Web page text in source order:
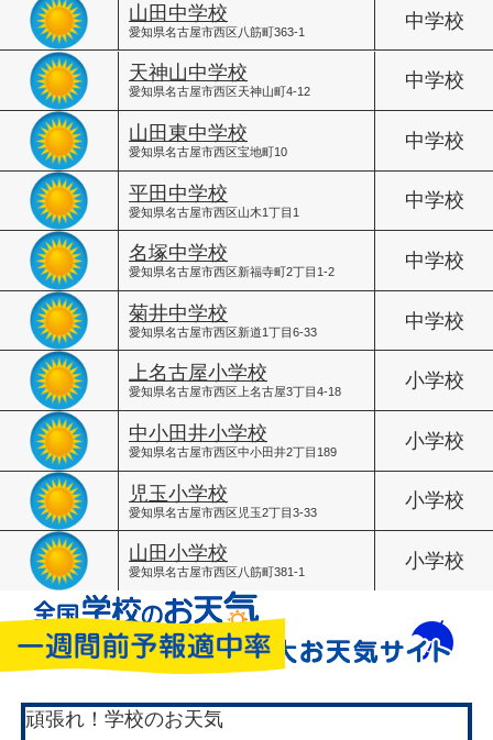
山田中学校
愛知県名古屋市西区八筋町363-1
中学校
天神山中学校
愛知県名古屋市西区天神山町4-12
中学校
山田東中学校
愛知県名古屋市西区宝地町10
中学校
平田中学校
愛知県名古屋市西区山木1丁目1
中学校
名塚中学校
愛知県名古屋市西区新福寺町2丁目1-2
中学校
菊井中学校
愛知県名古屋市西区新道1丁目6-33
中学校
上名古屋小学校
愛知県名古屋市西区上名古屋3丁目4-18
小学校
中小田井小学校
愛知県名古屋市西区中小田井2丁目189
小学校
児玉小学校
愛知県名古屋市西区児玉2丁目3-33
小学校
山田小学校
愛知県名古屋市西区八筋町381-1
小学校
頑張れ！学校のお天気